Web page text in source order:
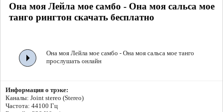
Она моя Лейла мое самбо - Она моя сальса мое
танго рингтон скачать бесплатно
Она моя Лейла мое самбо - Она моя сальса мое танго
прослушать онлайн
Информация о трэке:
Каналы: Joint stereo (Stereo)
Частота: 44100 Гц